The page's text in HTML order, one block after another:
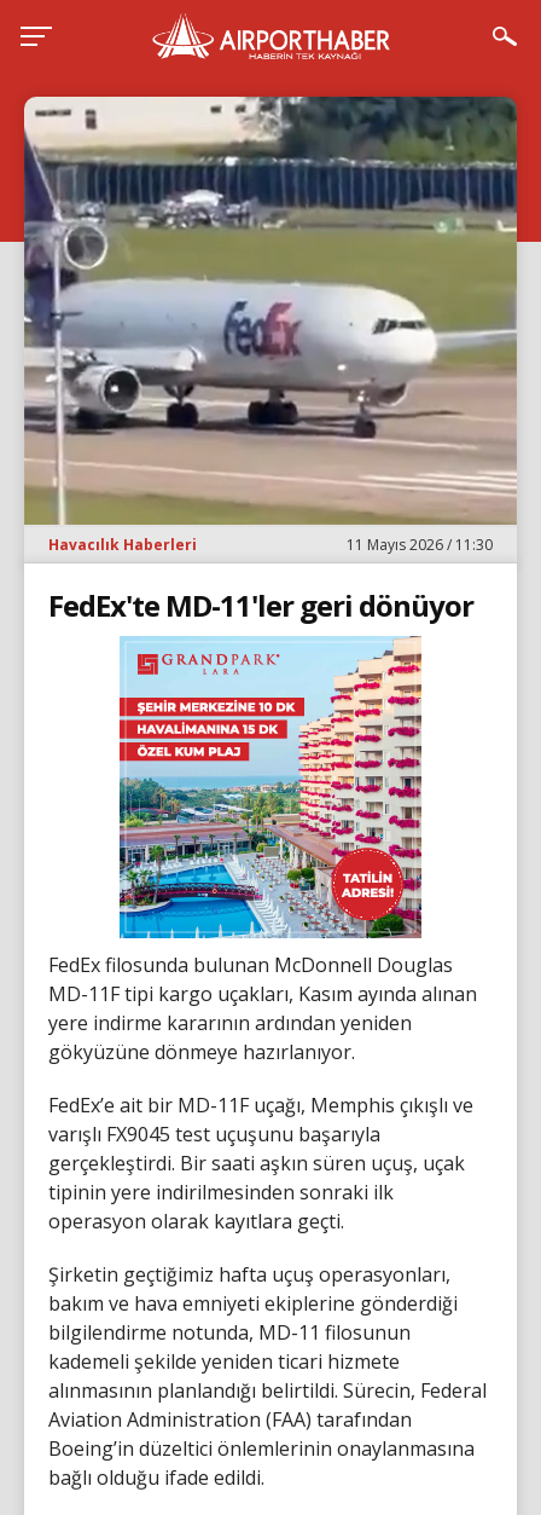
Havacılık Haberleri 11 Mayıs 2026 / 11:30
FedEx'te MD-11'ler geri dönüyor
FedEx filosunda bulunan McDonnell Douglas
MD-11F tipi kargo uçakları, Kasım ayında alınan
yere indirme kararının ardından yeniden
gökyüzüne dönmeye hazırlanıyor.
FedEx’e ait bir MD-11F uçağı, Memphis çıkışlı ve
varışlı FX9045 test uçuşunu başarıyla
gerçekleştirdi. Bir saati aşkın süren uçuş, uçak
tipinin yere indirilmesinden sonraki ilk
operasyon olarak kayıtlara geçti.
Şirketin geçtiğimiz hafta uçuş operasyonları,
bakım ve hava emniyeti ekiplerine gönderdiği
bilgilendirme notunda, MD-11 filosunun
kademeli şekilde yeniden ticari hizmete
alınmasının planlandığı belirtildi. Sürecin, Federal
Aviation Administration (FAA) tarafından
Boeing’in düzeltici önlemlerinin onaylanmasına
bağlı olduğu ifade edildi.